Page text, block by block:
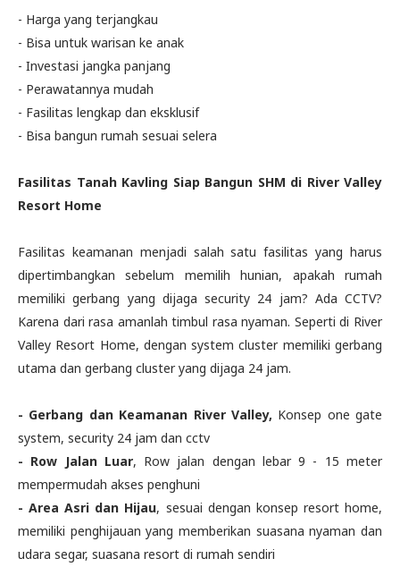
- Harga yang terjangkau
- Bisa untuk warisan ke anak
- Investasi jangka panjang
- Perawatannya mudah
- Fasilitas lengkap dan eksklusif
- Bisa bangun rumah sesuai selera
Fasilitas Tanah Kavling Siap Bangun SHM di River Valley
Resort Home
Fasilitas keamanan menjadi salah satu fasilitas yang harus
dipertimbangkan sebelum memilih hunian, apakah rumah
memiliki gerbang yang dijaga security 24 jam? Ada CCTV?
Karena dari rasa amanlah timbul rasa nyaman. Seperti di River
Valley Resort Home, dengan system cluster memiliki gerbang
utama dan gerbang cluster yang dijaga 24 jam.
- Gerbang dan Keamanan River Valley, Konsep one gate
system, security 24 jam dan cctv
- Row Jalan Luar, Row jalan dengan lebar 9 - 15 meter
mempermudah akses penghuni
- Area Asri dan Hijau, sesuai dengan konsep resort home,
memiliki penghijauan yang memberikan suasana nyaman dan
udara segar, suasana resort di rumah sendiri